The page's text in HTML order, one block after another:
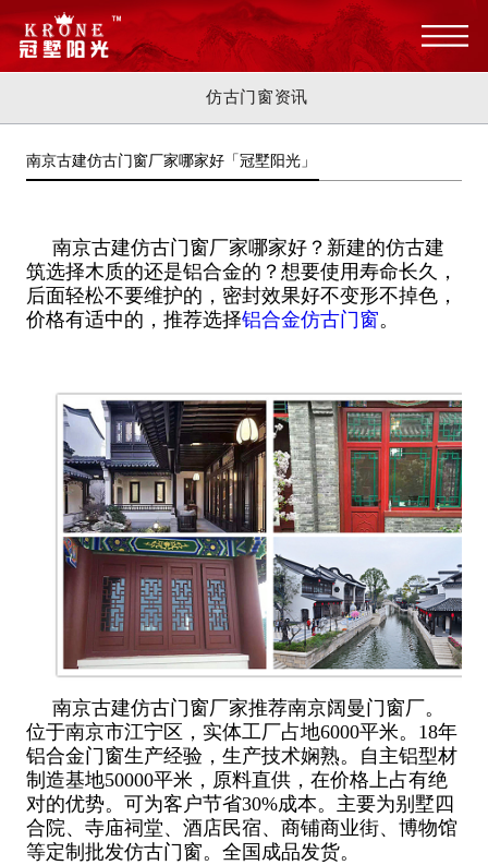
仿古门窗资讯
南京古建仿古门窗厂家哪家好「冠墅阳光」
南京古建仿古门窗厂家哪家好？新建的仿古建
筑选择木质的还是铝合金的？想要使用寿命长久，
后面轻松不要维护的，密封效果好不变形不掉色，
价格有适中的，推荐选择铝合金仿古门窗。
南京古建仿古门窗厂家推荐南京阔曼门窗厂。
位于南京市江宁区，实体工厂占地6000平米。18年
铝合金门窗生产经验，生产技术娴熟。自主铝型材
制造基地50000平米，原料直供，在价格上占有绝
对的优势。可为客户节省30%成本。主要为别墅四
合院、寺庙祠堂、酒店民宿、商铺商业街、博物馆
等定制批发仿古门窗。全国成品发货。